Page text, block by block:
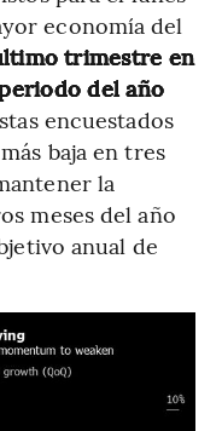
economía del
trimestre en
del año
encuestados
baja en tres
la
meses del año
anual de